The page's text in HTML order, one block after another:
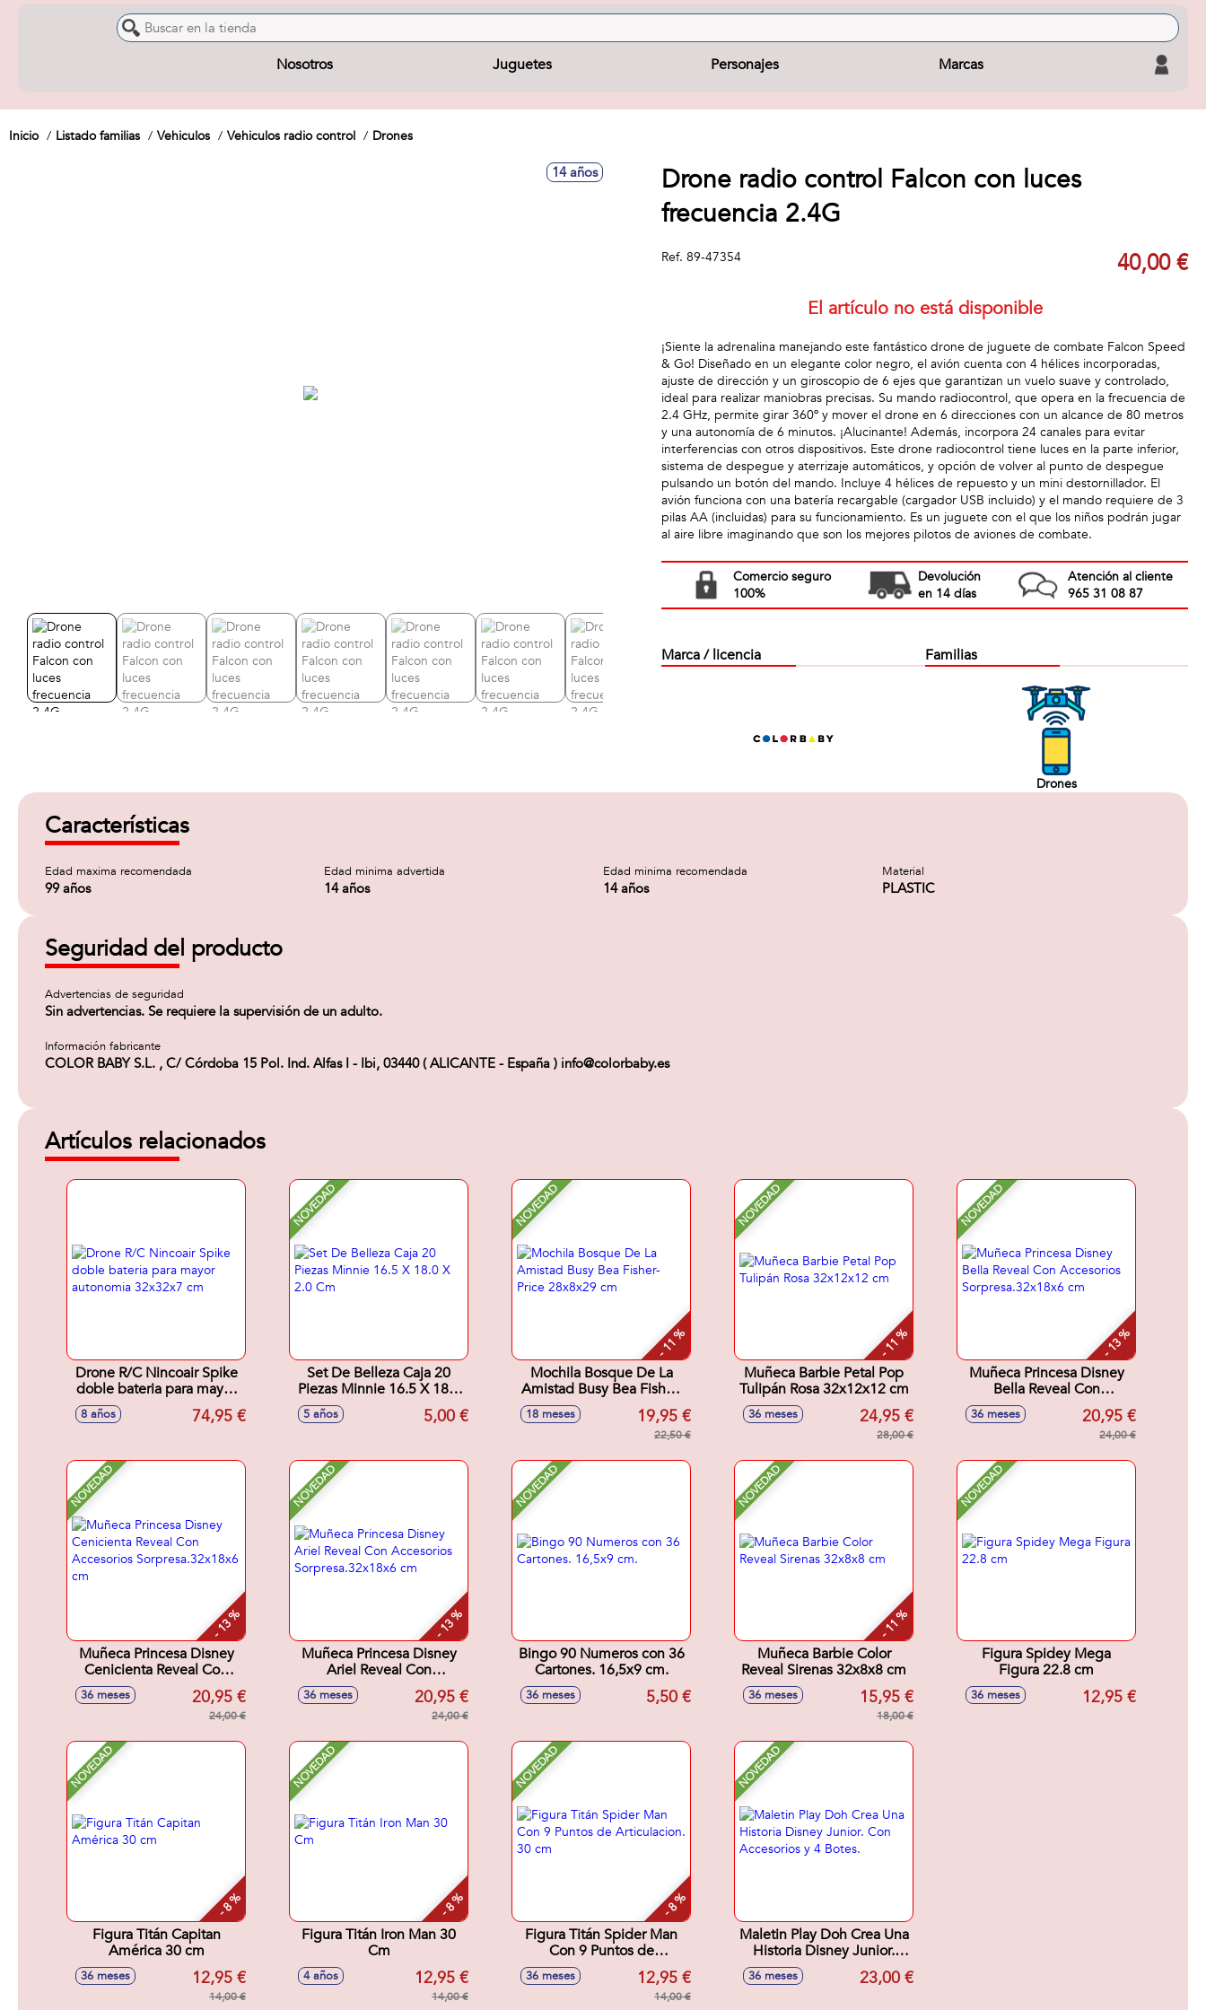
Nosotros Juguetes Personajes Marcas
Inicio Listado familias Vehiculos Vehiculos radio control Drones
14 años
Drone radio control Falcon con luces
frecuencia 2.4G
Ref. 89-47354 40,00 €
El artículo no está disponible
¡Siente la adrenalina manejando este fantástico drone de juguete de combate Falcon Speed
& Go! Diseñado en un elegante color negro, el avión cuenta con 4 hélices incorporadas,
ajuste de dirección y un giroscopio de 6 ejes que garantizan un vuelo suave y controlado,
ideal para realizar maniobras precisas. Su mando radiocontrol, que opera en la frecuencia de
2.4 GHz, permite girar 360º y mover el drone en 6 direcciones con un alcance de 80 metros
y una autonomía de 6 minutos. ¡Alucinante! Además, incorpora 24 canales para evitar
interferencias con otros dispositivos. Este drone radiocontrol tiene luces en la parte inferior,
sistema de despegue y aterrizaje automáticos, y opción de volver al punto de despegue
pulsando un botón del mando. Incluye 4 hélices de repuesto y un mini destornillador. El
avión funciona con una batería recargable (cargador USB incluido) y el mando requiere de 3
pilas AA (incluidas) para su funcionamiento. Es un juguete con el que los niños podrán jugar
al aire libre imaginando que son los mejores pilotos de aviones de combate.
Comercio seguro
100%
Devolución
en 14 días
Atención al cliente
965 31 08 87
Marca / licencia Familias
Drones
Características
Edad maxima recomendada
99 años
Edad minima advertida
14 años
Edad minima recomendada
14 años
Material
PLASTIC
Seguridad del producto
Advertencias de seguridad
Sin advertencias. Se requiere la supervisión de un adulto.
Información fabricante
COLOR BABY S.L. , C/ Córdoba 15 Pol. Ind. Alfas I - Ibi, 03440 ( ALICANTE - España ) info@colorbaby.es
Artículos relacionados
Drone R/C Nincoair Spike
doble bateria para mayor
autonomia 32x32x7 cm
8 años 74,95 €
NOVEDAD
Set De Belleza Caja 20
Piezas Minnie 16.5 X 18.0
5 años 5,00 €
NOVEDAD
- 11 %
Mochila Bosque De La
Amistad Busy Bea Fisher-
Price 28x8x29 cm
18 meses 19,95 €
22,50 €
NOVEDAD
- 11 %
Muñeca Barbie Petal Pop
Tulipán Rosa 32x12x12 cm
36 meses 24,95 €
28,00 €
NOVEDAD
- 13 %
Muñeca Princesa Disney
Bella Reveal Con
Accesorios
Sorpresa.32x18x6 cm
36 meses 20,95 €
24,00 €
NOVEDAD
- 13 %
Muñeca Princesa Disney
Cenicienta Reveal Con
Accesorios
Sorpresa.32x18x6 cm
36 meses 20,95 €
24,00 €
NOVEDAD
- 13 %
Muñeca Princesa Disney
Ariel Reveal Con
Accesorios
Sorpresa.32x18x6 cm
36 meses 20,95 €
24,00 €
NOVEDAD
Bingo 90 Numeros con 36
Cartones. 16,5x9 cm.
36 meses 5,50 €
NOVEDAD
- 11 %
Muñeca Barbie Color
Reveal Sirenas 32x8x8 cm
36 meses 15,95 €
18,00 €
NOVEDAD
Figura Spidey Mega
Figura 22.8 cm
36 meses 12,95 €
NOVEDAD
- 8 %
Figura Titán Capitan
América 30 cm
36 meses 12,95 €
14,00 €
NOVEDAD
- 8 %
Figura Titán Iron Man 30
Cm
4 años 12,95 €
14,00 €
NOVEDAD
- 8 %
Figura Titán Spider Man
Con 9 Puntos de
Articulacion. 30 cm
36 meses 12,95 €
14,00 €
NOVEDAD
Maletin Play Doh Crea Una
Historia Disney Junior.
Con Accesorios y 4 Botes.
36 meses 23,00 €